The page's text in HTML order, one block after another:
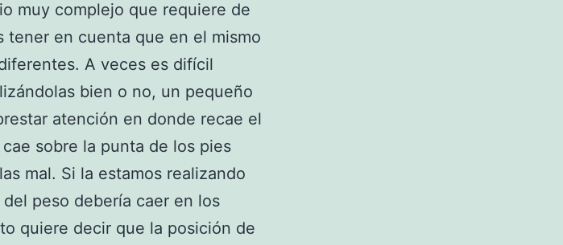
muy complejo que requiere de
tener en cuenta que en el mismo
A veces es difícil
bien o no, un pequeño
atención en donde recae el
sobre la punta de los pies
mal. Si la estamos realizando
peso debería caer en los
quiere decir que la posición de